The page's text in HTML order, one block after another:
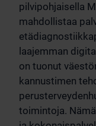
pilvipohjaisella
mahdollistaa
laajemman
on tuonut
kannustimen
toimintoja.